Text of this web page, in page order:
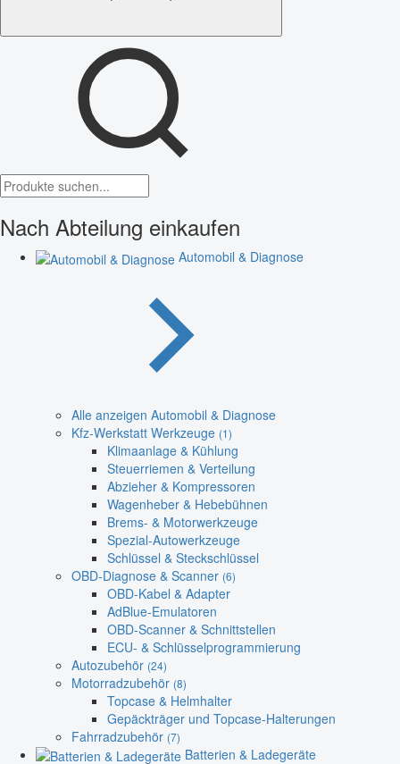
Nach Abteilung einkaufen
Automobil & Diagnose
Alle anzeigen Automobil & Diagnose
Kfz-Werkstatt Werkzeuge (1)
Klimaanlage & Kühlung
Steuerriemen & Verteilung
Abzieher & Kompressoren
Wagenheber & Hebebühnen
Brems- & Motorwerkzeuge
Spezial-Autowerkzeuge
Schlüssel & Steckschlüssel
OBD-Diagnose & Scanner (6)
OBD-Kabel & Adapter
AdBlue-Emulatoren
OBD-Scanner & Schnittstellen
ECU- & Schlüsselprogrammierung
Autozubehör (24)
Motorradzubehör (8)
Topcase & Helmhalter
Gepäckträger und Topcase-Halterungen
Fahrradzubehör (7)
Batterien & Ladegeräte